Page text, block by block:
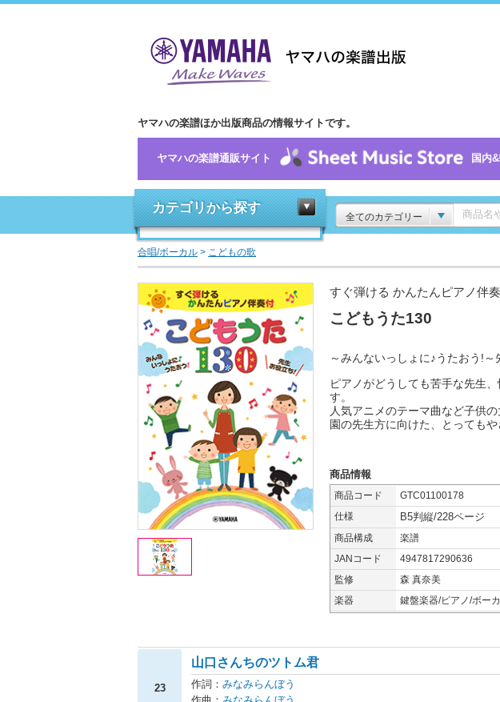
ヤマハの楽譜ほか出版商品の情報サイトです。
ヤマハの楽譜通販サイト 国内
カテゴリから探す
全てのカテゴリー
合唱/ボーカル > こどもの歌
すぐ弾ける かんたんピアノ伴
こどもうた130
～みんないっしょに♪うたおう!～
ピアノがどうしても苦手な先生
す。
人気アニメのテーマ曲など子供
園の先生方に向けた、とっても
商品情報
商品コード GTC01100178
仕様
B5判縦/228ページ
商品構成
楽譜
JANコード
4947817290636
監修
森 真奈美
楽器
鍵盤楽器/ピアノ/ボー
23
山口さんちのツトム君
作詞： みなみらんぼう